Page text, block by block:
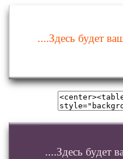
....Здесь будет
....Здесь будет